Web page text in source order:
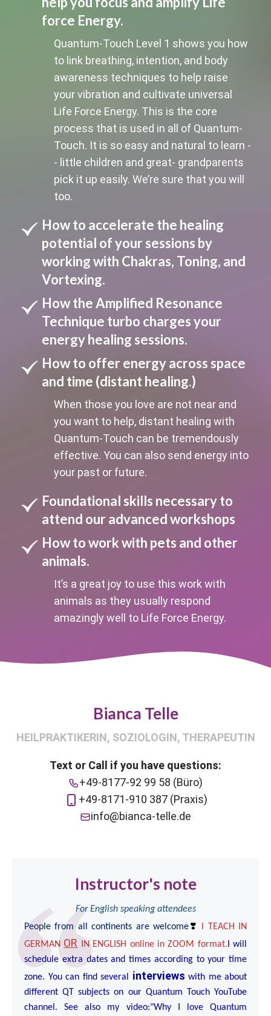
force Energy.
Quantum-Touch Level 1 shows you how
to link breathing, intention, and body
awareness techniques to help raise
your vibration and cultivate universal
Life Force Energy. This is the core
process that is used in all of Quantum-
Touch. It is so easy and natural to learn -
- little children and great- grandparents
pick it up easily. We’re sure that you will
too.
How to accelerate the healing
potential of your sessions by
working with Chakras, Toning, and
Vortexing.
How the Amplified Resonance
Technique turbo charges your
energy healing sessions.
How to offer energy across space
and time (distant healing.)
When those you love are not near and
you want to help, distant healing with
Quantum-Touch can be tremendously
effective. You can also send energy into
your past or future.
Foundational skills necessary to
attend our advanced workshops
How to work with pets and other
animals.
It’s a great joy to use this work with
animals as they usually respond
amazingly well to Life Force Energy.
Bianca Telle
HEILPRAKTIKERIN, SOZIOLOGIN, THERAPEUTIN
Text or Call if you have questions:
+49-8177-92 99 58 (Büro)
+49-8171-910 387 (Praxis)
info@bianca-telle.de
Instructor's note
For English speaking attendees
People from all continents are welcome❣
I TEACH IN
GERMAN OR IN ENGLISH online in ZOOM format. I will
schedule extra dates and times according to your time
zone. You can find several interviews with me about
different QT subjects on our Quantum Touch YouTube
channel. See also my video:"Why I love Quantum